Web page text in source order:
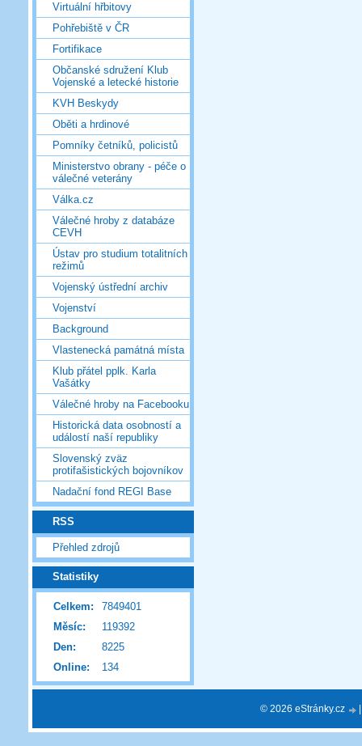
Virtuální hřbitovy
Pohřebiště v ČR
Fortifikace
Občanské sdružení Klub
Vojenské a letecké historie
KVH Beskydy
Oběti a hrdinové
Pomníky četníků, policistů
Ministerstvo obrany - péče o
válečné veterány
Válka.cz
Válečné hroby z databáze
CEVH
Ústav pro studium totalitních
režimů
Vojenský ústřední archiv
Vojenství
Background
Vlastenecká památná místa
Klub přátel pplk. Karla
Vašátky
Válečné hroby na Facebooku
Historická data osobností a
událostí naší republiky
Slovenský zväz
protifašistických bojovníkov
Nadační fond REGI Base
RSS
Přehled zdrojů
Statistiky
Online: 134
Celkem:
7849401
Měsíc:
119392
Den:
8225
© 2026 eStránky.cz